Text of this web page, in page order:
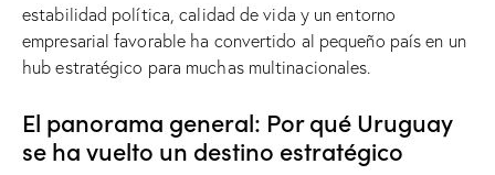
estabilidad política, calidad de vida y un entorno
empresarial favorable ha convertido al pequeño país en un
hub estratégico para muchas multinacionales.
El panorama general: Por qué Uruguay
se ha vuelto un destino estratégico